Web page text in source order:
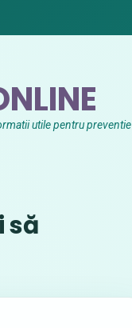
utile pentru preventie
să